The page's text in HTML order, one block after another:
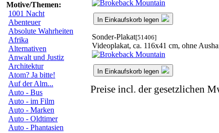
Motive/Themen:
1001 Nacht
Abenteuer
Absolute Wahrheiten
Afrika
Alternativen
Anwalt und Justiz
Architektur
Atom? Ja bitte!
Auf der Alm...
Auto - Bus
Auto - im Film
Auto - Marken
Auto - Oldtimer
Auto - Phantasien
In Einkaufskorb legen
Sonder-Plakat[51406]
Videoplakat, ca. 116x41 cm, ohne
In Einkaufskorb legen
Preise incl. der gesetzlichen